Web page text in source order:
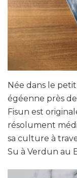
Née dans le
égéenne près
Fisun est
résolument
sa culture à
Su à Verdun au